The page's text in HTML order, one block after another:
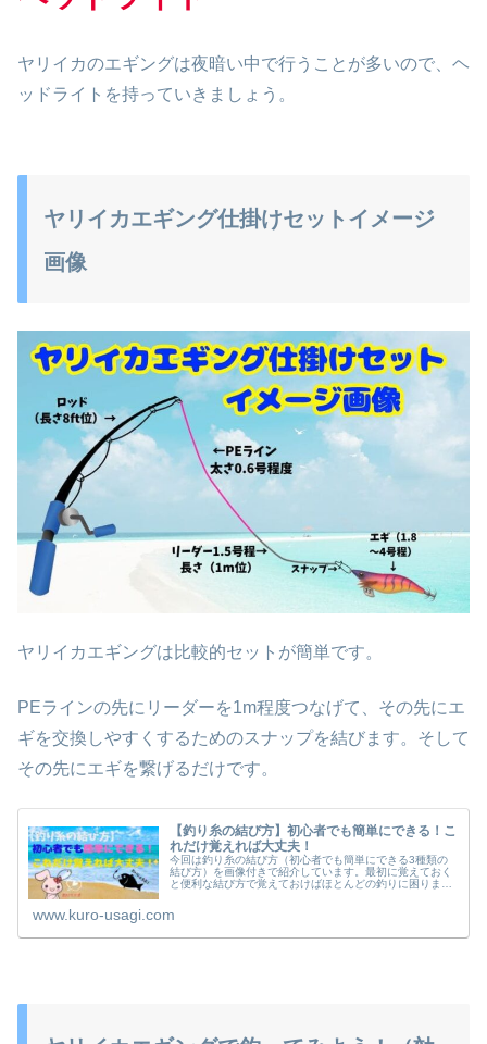
ヤリイカのエギングは夜暗い中で行うことが多いので、ヘ
ッドライトを持っていきましょう。
ヤリイカエギング仕掛けセットイメージ
画像
ヤリイカエギングは比較的セットが簡単です。
PEラインの先にリーダーを1m程度つなげて、その先にエ
ギを交換しやすくするためのスナップを結びます。そして
その先にエギを繋げるだけです。
【釣り糸の結び方】初心者でも簡単にできる！こ
れだけ覚えれば大丈夫！
今回は釣り糸の結び方（初心者でも簡単にできる3種類の
結び方）を画像付きで紹介しています。最初に覚えておく
と便利な結び方で覚えておけばほとんどの釣りに困りませ
www.kuro-usagi.com